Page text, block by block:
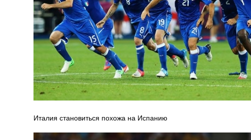
Италия становиться похожа на Испанию